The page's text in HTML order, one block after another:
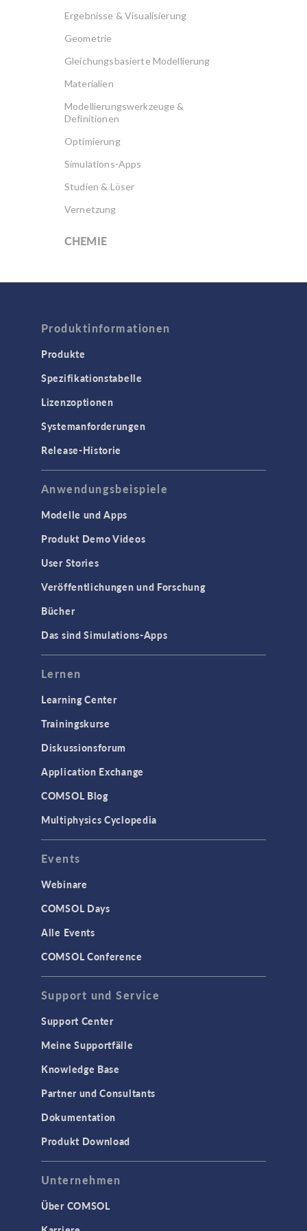
Ergebnisse & Visualisierung
Geometrie
Gleichungsbasierte Modellierung
Materialien
Modellierungswerkzeuge &
Definitionen
Optimierung
Simulations-Apps
Studien & Löser
Vernetzung
CHEMIE
Brennstoffzellen & Elektrolyseure
Korrosion und Korrosionsschutz
Verfahrenstechnik
COMSOL NOW
ELEKTROMAGNETIK
Halbleiterbauelemente
Hochfrequenz- und
Niederfrequenz-Elektromagnetik
Plasmaphysik
SCHNITTSTELLEN
CAD
STRÖMUNG & WÄRME
(CFD)
Mikrofluidik
Particle Tracing in Strömungen
Strömung in porösen Medien
Wärmetransport
STRUKTURMECHANIK &
AKUSTIK
Akustik & Schwingungen
Materialmodelle
MEMS & Piezoelektrische Elemente
WISSENSCHAFT AKTUELL
TAGS
3D-Druck
AC/DC Module
Acoustics Module
Ausgewählte Wissenschaftler
Battery Design Module
Bioengineering
CFD Module
Produktinformationen
Produkte
Spezifikationstabelle
Lizenzoptionen
Systemanforderungen
Release-Historie
Anwendungsbeispiele
Modelle und Apps
Produkt Demo Videos
User Stories
Veröffentlichungen und Forschung
Bücher
Das sind Simulations-Apps
Lernen
Learning Center
Trainingskurse
Diskussionsforum
Application Exchange
COMSOL Blog
Multiphysics Cyclopedia
Events
Webinare
COMSOL Days
Alle Events
COMSOL Conference
Support und Service
Support Center
Meine Supportfälle
Knowledge Base
Partner und Consultants
Dokumentation
Produkt Download
Unternehmen
Über COMSOL